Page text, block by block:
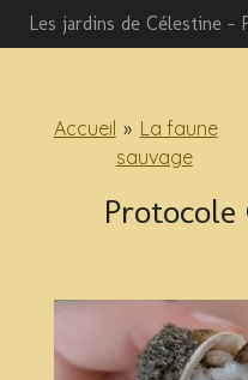
Passer
au
Les jardins de Célestine -
Accueil » La faune
sauvage
Protocole